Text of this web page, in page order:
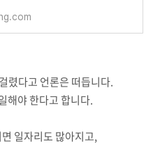
렸다고 언론은 떠듭니다.
해야 한다고 합니다.
일자리도 많아지고,